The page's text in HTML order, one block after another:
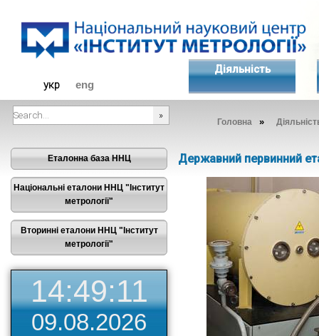
укр eng
Діяльність
Головна »
Еталонна база ННЦ
Національні еталони ННЦ "Інститут
метрології"
Вторинні еталони ННЦ "Інститут
метрології"
14:49:12
09.08.2026
Державний первинний